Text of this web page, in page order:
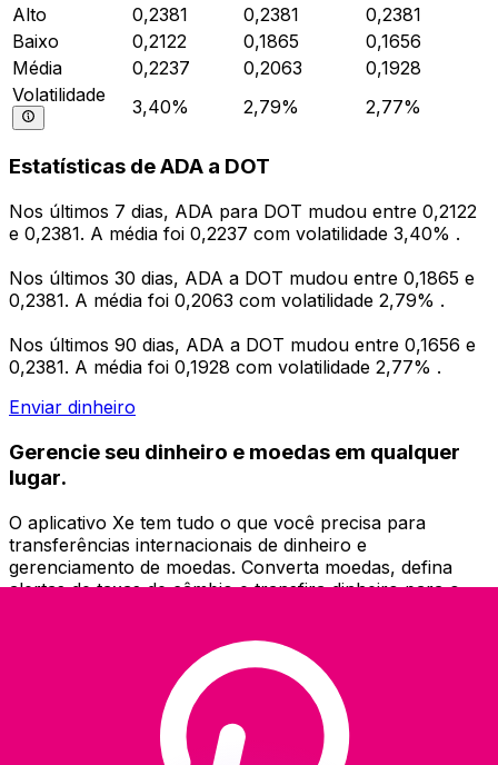
Alto
0,2381 0,2381
0,2381
Baixo
0,2122 0,1865
0,1656
Média
0,2237 0,2063
0,1928
Volatilidade
3,40% 2,79% 2,77%
Estatísticas de ADA a DOT
Nos últimos 7 dias, ADA para DOT mudou entre 0,2122
e 0,2381. A média foi 0,2237 com volatilidade 3,40% .
Nos últimos 30 dias, ADA a DOT mudou entre 0,1865 e
0,2381. A média foi 0,2063 com volatilidade 2,79% .
Nos últimos 90 dias, ADA a DOT mudou entre 0,1656 e
0,2381. A média foi 0,1928 com volatilidade 2,77% .
Enviar dinheiro
Gerencie seu dinheiro e moedas em qualquer
lugar.
O aplicativo Xe tem tudo o que você precisa para
transferências internacionais de dinheiro e
gerenciamento de moedas. Converta moedas, defina
alertas de taxas de câmbio e transfira dinheiro para o